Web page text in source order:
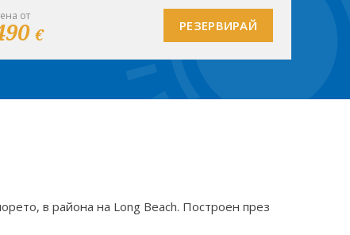
РЕЗЕРВИРАЙ
от
€
в района на Long Beach. Построен през